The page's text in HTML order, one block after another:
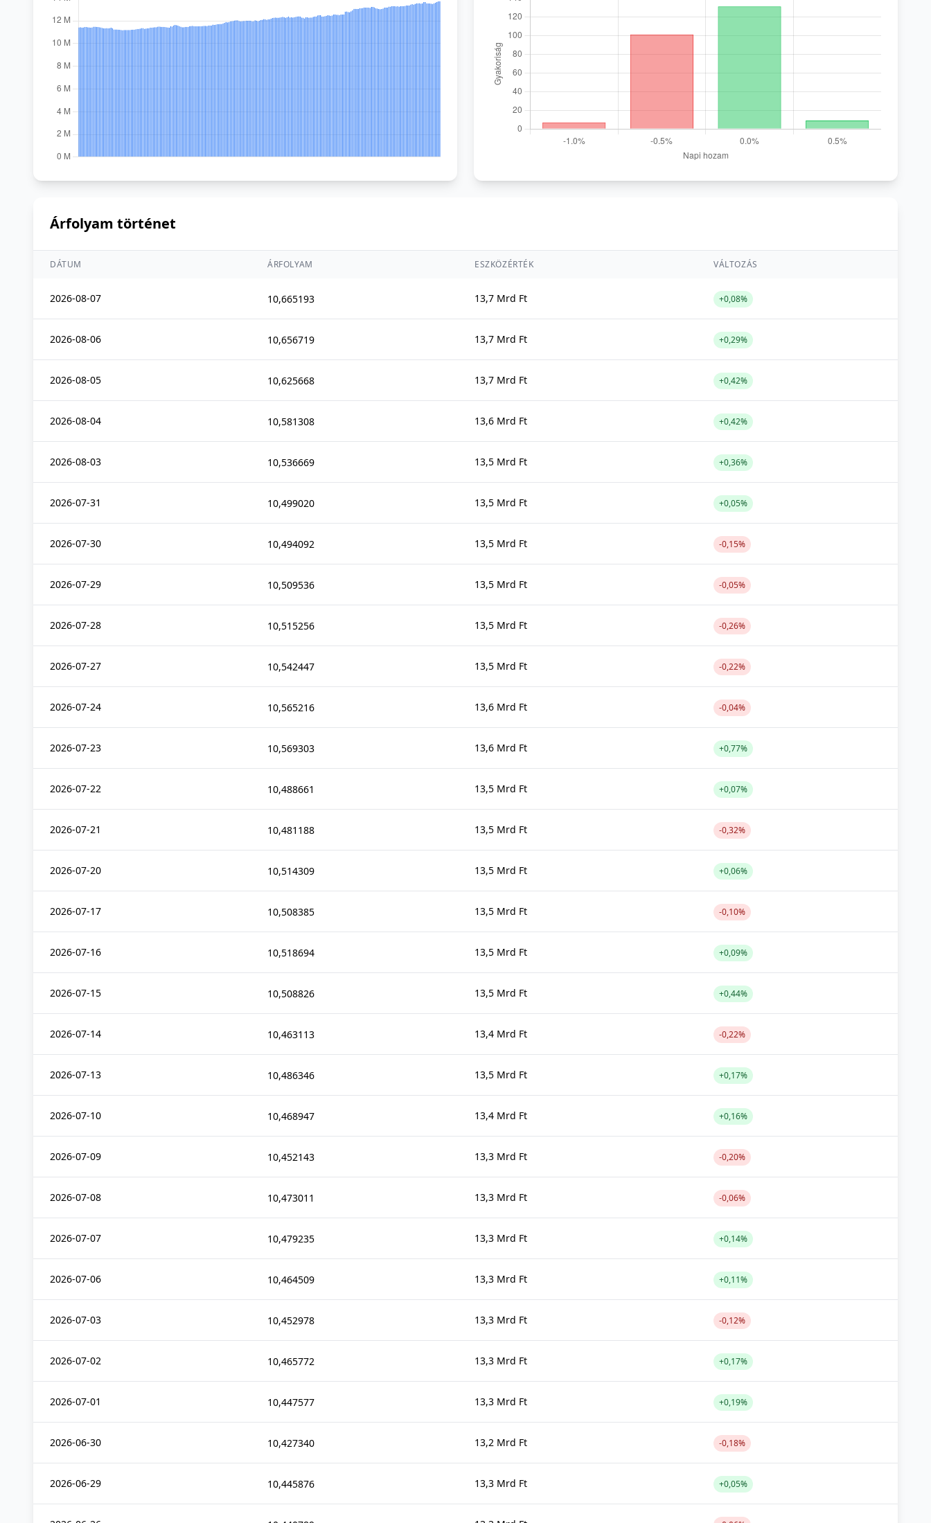
Árfolyam történet
DÁTUM ÁRFOLYAM ESZKÖZÉRTÉK VÁLTOZÁS
2026-08-07 10,665193 13,7 Mrd Ft +0,08%
2026-08-06 10,656719 13,7 Mrd Ft +0,29%
2026-08-05 10,625668 13,7 Mrd Ft +0,42%
2026-08-04 10,581308 13,6 Mrd Ft +0,42%
2026-08-03 10,536669 13,5 Mrd Ft +0,36%
2026-07-31 10,499020 13,5 Mrd Ft +0,05%
2026-07-30 10,494092 13,5 Mrd Ft -0,15%
2026-07-29 10,509536 13,5 Mrd Ft -0,05%
2026-07-28 10,515256 13,5 Mrd Ft -0,26%
2026-07-27 10,542447 13,5 Mrd Ft -0,22%
2026-07-24 10,565216 13,6 Mrd Ft -0,04%
2026-07-23 10,569303 13,6 Mrd Ft +0,77%
2026-07-22 10,488661 13,5 Mrd Ft +0,07%
2026-07-21 10,481188 13,5 Mrd Ft -0,32%
2026-07-20 10,514309 13,5 Mrd Ft +0,06%
2026-07-17 10,508385 13,5 Mrd Ft -0,10%
2026-07-16 10,518694 13,5 Mrd Ft +0,09%
2026-07-15 10,508826 13,5 Mrd Ft +0,44%
2026-07-14 10,463113 13,4 Mrd Ft -0,22%
2026-07-13 10,486346 13,5 Mrd Ft +0,17%
2026-07-10 10,468947 13,4 Mrd Ft +0,16%
2026-07-09 10,452143 13,3 Mrd Ft -0,20%
2026-07-08 10,473011 13,3 Mrd Ft -0,06%
2026-07-07 10,479235 13,3 Mrd Ft +0,14%
2026-07-06 10,464509 13,3 Mrd Ft +0,11%
2026-07-03 10,452978 13,3 Mrd Ft -0,12%
2026-07-02 10,465772 13,3 Mrd Ft +0,17%
2026-07-01 10,447577 13,3 Mrd Ft +0,19%
2026-06-30 10,427340 13,2 Mrd Ft -0,18%
2026-06-29 10,445876 13,3 Mrd Ft +0,05%